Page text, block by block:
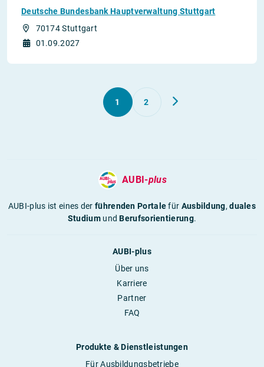
Deutsche Bundesbank Hauptverwaltung Stuttgart
70174 Stuttgart
01.09.2027
1 2
AUBI-plus
AUBI-plus ist eines derführenden Portalefür Ausbildung,duales
StudiumundBerufsorientierung.
AUBI-plus
Über uns
Karriere
Partner
FAQ
Produkte & Dienstleistungen
Für Ausbildungsbetriebe